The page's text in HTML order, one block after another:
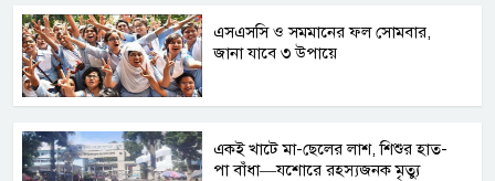
এসএসসি ও সমমানের ফল সোমবার,
জানা যাবে ৩ উপায়ে
একই খাটে মা-ছেলের লাশ, শিশুর হাত-
পা বাঁধা—যশোরে রহস্যজনক মৃত্যু